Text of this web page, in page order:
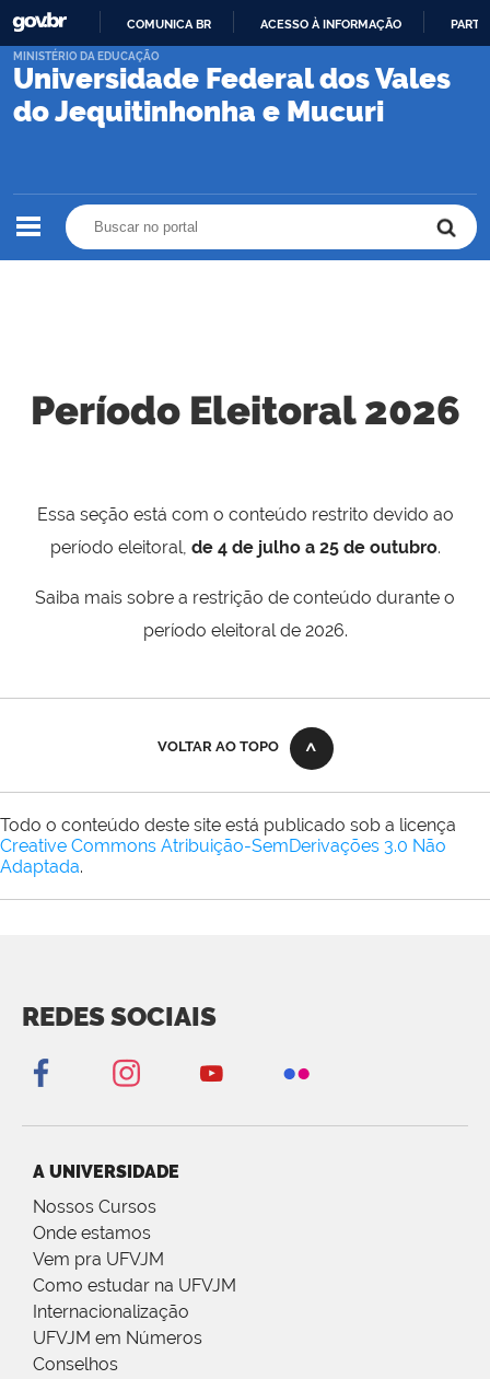
PARA
CONTEÚDO
COMUNICA BR ACESSO À INFORMAÇÃO
Universidade Federal dos Vales
do Jequitinhonha e Mucuri
MINISTÉRIO DA EDUCAÇÃO
Período Eleitoral 2026
Essa seção está com o conteúdo restrito devido ao
período eleitoral, de 4 de julho a 25 de outubro.
Saiba mais sobre a restrição de conteúdo durante o
período eleitoral de 2026.
VOLTAR AO TOPO
Todo o conteúdo deste site está publicado sob a licença
Creative Commons Atribuição-SemDerivações 3.0 Não
Adaptada.
REDES SOCIAIS
A UNIVERSIDADE
Nossos Cursos
Onde estamos
Vem pra UFVJM
Como estudar na UFVJM
Internacionalização
UFVJM em Números
Conselhos